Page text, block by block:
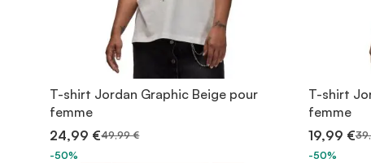
T-shirt Jordan Graphic Beige pour
femme
24,99 €49,99 €
-50%
T-shirt
femme
19,99 €
-50%